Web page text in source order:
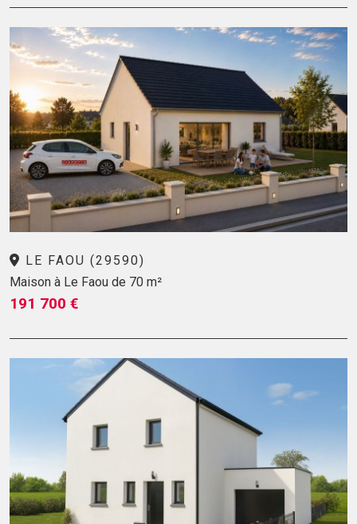
LE FAOU (29590)
Maison à Le Faou de 70 m²
191 700 €